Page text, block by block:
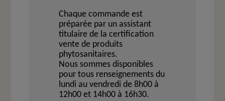
Chaque commande est
préparée par un assistant
titulaire de la certification
vente de produits
phytosanitaires.
Nous sommes disponibles
pour tous renseignements du
lundi au vendredi de 8h00 à
12h00 et 14h00 à 16h30.